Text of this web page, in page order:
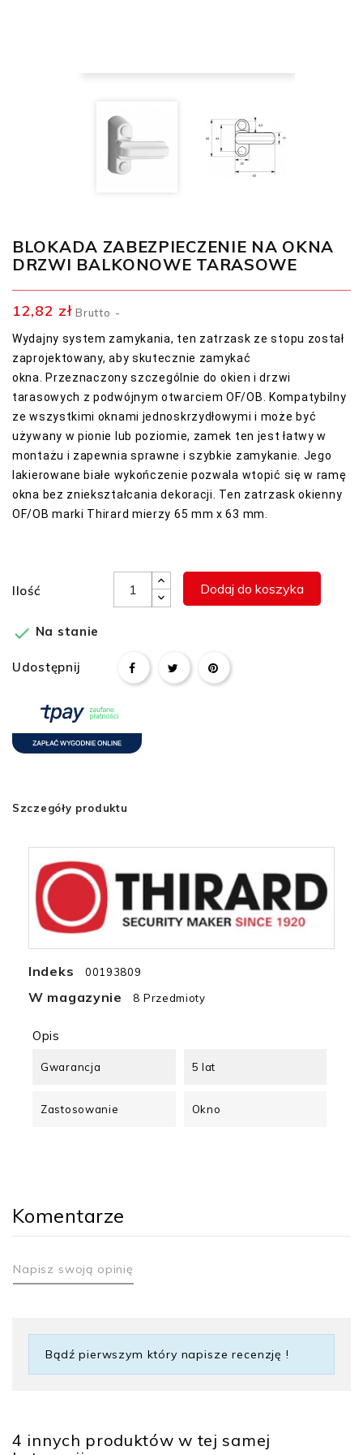
BLOKADA ZABEZPIECZENIE NA OKNA
DRZWI BALKONOWE TARASOWE
12,82 zł Brutto
Wydajny system zamykania, ten zatrzask ze stopu został
zaprojektowany, aby skutecznie zamykać
okna. Przeznaczony szczególnie do okien i drzwi
tarasowych z podwójnym otwarciem OF/OB. Kompatybilny
ze wszystkimi oknami jednoskrzydłowymi i może być
używany w pionie lub poziomie, zamek ten jest łatwy w
montażu i zapewnia sprawne i szybkie zamykanie. Jego
lakierowane białe wykończenie pozwala wtopić się w ramę
okna bez zniekształcania dekoracji. Ten zatrzask okienny
OF/OB marki Thirard mierzy 65 mm x 63 mm.
Ilość Dodaj do koszyka
 Na stanie
Udostępnij
Szczegóły produktu
Indeks 00193809
W magazynie 8 Przedmioty
Opis
Gwarancja 5 lat
Zastosowanie Okno
Komentarze
Napisz swoją opinię
Bądź pierwszym który napisze recenzję !
4 innych produktów w tej samej